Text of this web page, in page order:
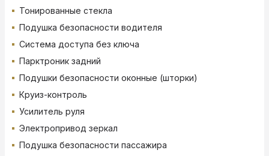
Тонированные стекла
Подушка безопасности водителя
Система доступа без ключа
Парктроник задний
Подушки безопасности оконные (шторки)
Круиз-контроль
Усилитель руля
Электропривод зеркал
Подушка безопасности пассажира